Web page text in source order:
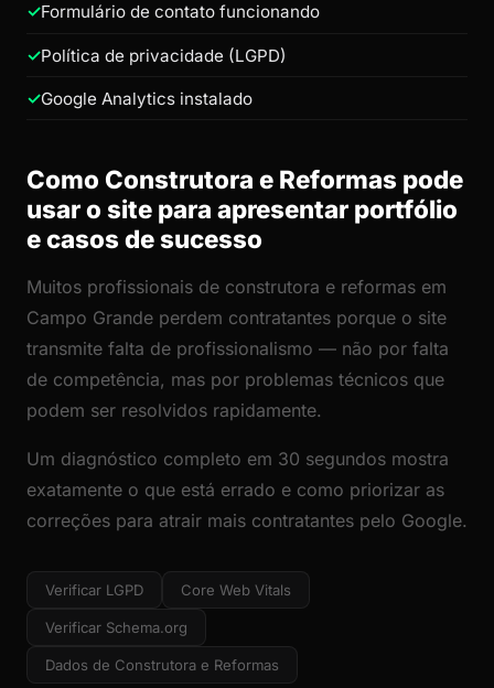
Formulário de contato funcionando
Política de privacidade (LGPD)
Google Analytics instalado
Como Construtora e Reformas pode
usar o site para apresentar portfólio
e casos de sucesso
Muitos profissionais de construtora e reformas em
Campo Grande perdem contratantes porque o site
transmite falta de profissionalismo — não por falta
de competência, mas por problemas técnicos que
podem ser resolvidos rapidamente.
Um diagnóstico completo em 30 segundos mostra
exatamente o que está errado e como priorizar as
correções para atrair mais contratantes pelo Google.
Verificar LGPD Core Web Vitals
Verificar Schema.org
Dados de Construtora e Reformas